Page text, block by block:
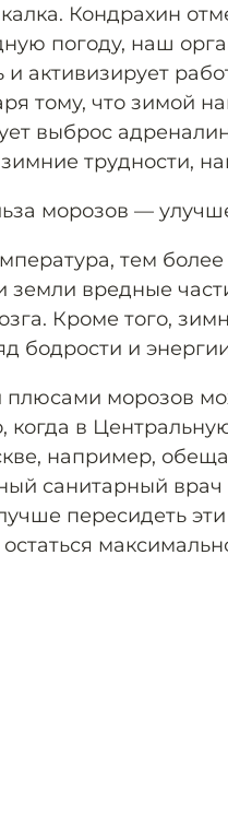
Кондрахин
погоду, наш
и активизирует
тому, что зимой
выброс
трудности,
морозов —
тем
земли вредные
Кроме того,
бодрости и
плюсами морозов
когда в
например,
санитарный
пересидеть